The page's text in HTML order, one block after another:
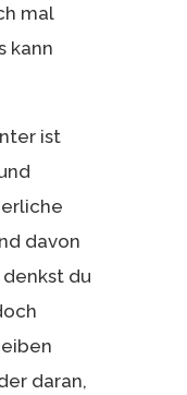
mal
kann
ist
davon
du
daran,